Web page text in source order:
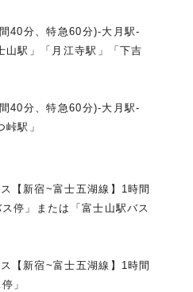
40分、特急60分)-大月駅-
山駅」「月江寺駅」「下吉
40分、特急60分)-大月駅-
駅」
【新宿~富士五湖線】1時間
停」または「富士山駅バス
【新宿~富士五湖線】1時間
」